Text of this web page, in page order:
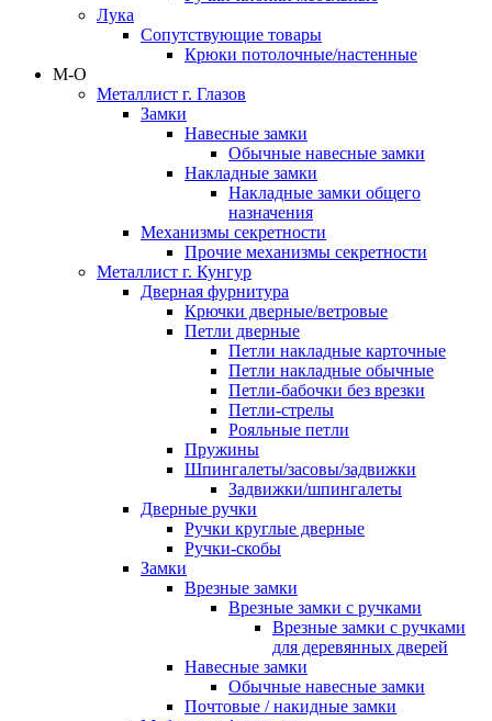
Лука
Сопутствующие товары
Крюки потолочные/настенные
М-О
Металлист г. Глазов
Замки
Навесные замки
Обычные навесные замки
Накладные замки
Накладные замки общего
назначения
Механизмы секретности
Прочие механизмы секретности
Металлист г. Кунгур
Дверная фурнитура
Крючки дверные/ветровые
Петли дверные
Петли накладные карточные
Петли накладные обычные
Петли-бабочки без врезки
Петли-стрелы
Рояльные петли
Пружины
Шпингалеты/засовы/задвижки
Задвижки/шпингалеты
Дверные ручки
Ручки круглые дверные
Ручки-скобы
Замки
Врезные замки
Врезные замки с ручками
Врезные замки с ручками
для деревянных дверей
Навесные замки
Обычные навесные замки
Почтовые / накидные замки